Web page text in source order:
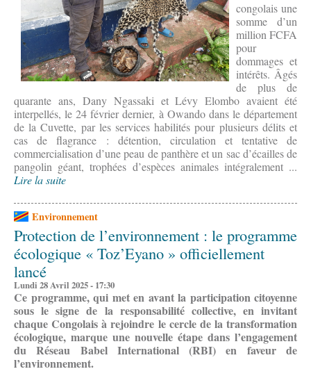
congolais une
somme d’un
million FCFA
pour
dommages et
intérêts. Âgés
de plus de
quarante ans, Dany Ngassaki et Lévy Elombo avaient été
interpellés, le 24 février dernier, à Owando dans le département
de la Cuvette, par les services habilités pour plusieurs délits et
cas de flagrance : détention, circulation et tentative de
commercialisation d’une peau de panthère et un sac d’écailles de
pangolin géant, trophées d’espèces animales intégralement ...
Lire la suite
Environnement
Protection de l’environnement : le programme
écologique « Toz’Eyano » officiellement
lancé
Lundi 28 Avril 2025 - 17:30
Ce programme, qui met en avant la participation citoyenne
sous le signe de la responsabilité collective, en invitant
chaque Congolais à rejoindre le cercle de la transformation
écologique, marque une nouvelle étape dans l’engagement
du Réseau Babel International (RBI) en faveur de
l’environnement.